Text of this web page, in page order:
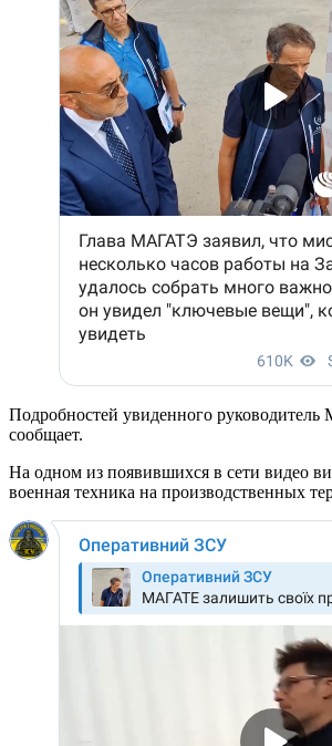
Подробностей увиденного
сообщает.
На одном из появившихся в сети видео
военная техника на производственных